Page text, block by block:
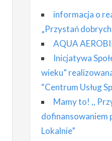
informacja o
„Przystań
AQUA
Inicjatywa
wieku”
“Centrum Usług
Mamy to! ,,
dofinansowaniem
Lokalnie”